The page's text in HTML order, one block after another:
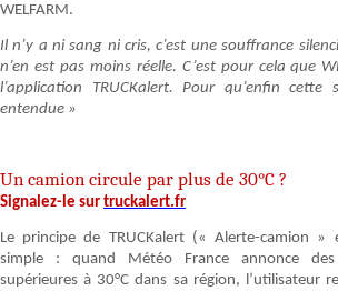
WELFARM.
Il n’y a ni sang ni cris, c’est une souffrance
n’en est pas moins réelle. C’est pour cela que
l’application TRUCKalert. Pour qu’enfin cette
entendue »
Un camion circule par plus de 30°C ?
Signalez-le sur truckalert.fr
Le principe de TRUCKalert (« Alerte-camion »
simple : quand Météo France annonce des
supérieures à 30°C dans sa région, l’utilisateur